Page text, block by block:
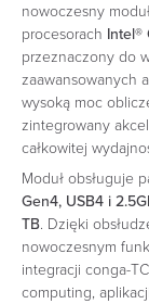
nowoczesny
procesorach Intel®
przeznaczony do
zaawansowanych
wysoką moc
zintegrowany
całkowitej
Moduł obsługuje
Gen4, USB4 i
TB. Dzięki
nowoczesnym
integracji conga-
computing,